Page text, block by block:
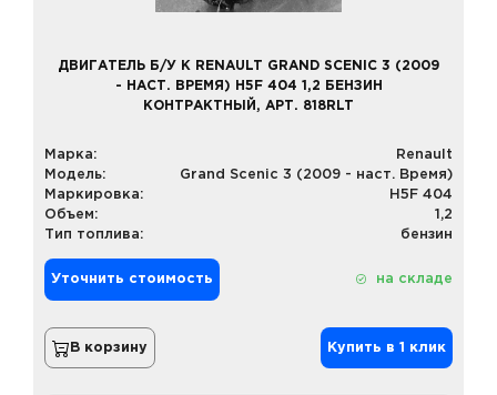
ДВИГАТЕЛЬ Б/У К RENAULT GRAND SCENIC 3 (2009
- НАСТ. ВРЕМЯ) H5F 404 1,2 БЕНЗИН
КОНТРАКТНЫЙ, АРТ. 818RLT
Марка:
Renault
Модель:
Grand Scenic 3 (2009 - наст. Время)
Маркировка:
H5F 404
Объем:
1,2
Тип топлива:
бензин
Уточнить стоимость на складе
В корзину Купить в 1 клик